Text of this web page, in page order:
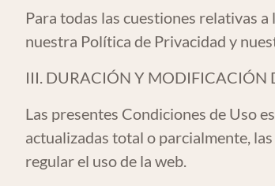
Para todas las cuestiones relativas
nuestra Política de Privacidad y
III. DURACIÓN Y MODIFICACIÓN
Las presentes Condiciones de Uso
actualizadas total o parcialmente,
regular el uso de la web.